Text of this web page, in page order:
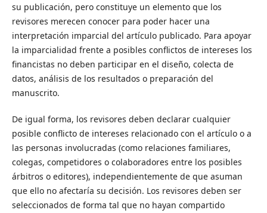
su publicación, pero constituye un elemento que los
revisores merecen conocer para poder hacer una
interpretación imparcial del artículo publicado. Para apoyar
la imparcialidad frente a posibles conflictos de intereses los
financistas no deben participar en el diseño, colecta de
datos, análisis de los resultados o preparación del
manuscrito.
De igual forma, los revisores deben declarar cualquier
posible conflicto de intereses relacionado con el artículo o a
las personas involucradas (como relaciones familiares,
colegas, competidores o colaboradores entre los posibles
árbitros o editores), independientemente de que asuman
que ello no afectaría su decisión. Los revisores deben ser
seleccionados de forma tal que no hayan compartido